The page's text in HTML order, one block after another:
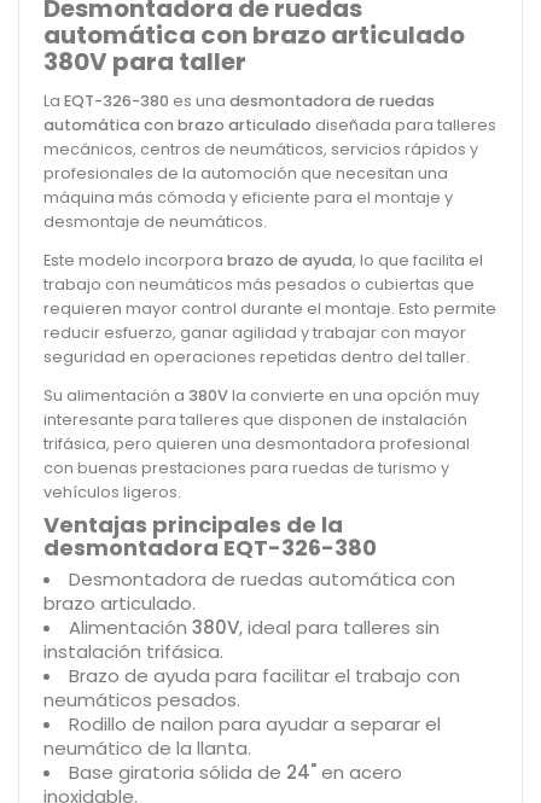
Desmontadora de ruedas
automática con brazo articulado
380V para taller
La EQT-326-380 es una desmontadora de ruedas
automática con brazo articulado diseñada para talleres
mecánicos, centros de neumáticos, servicios rápidos y
profesionales de la automoción que necesitan una
máquina más cómoda y eficiente para el montaje y
desmontaje de neumáticos.
Este modelo incorpora brazo de ayuda, lo que facilita el
trabajo con neumáticos más pesados o cubiertas que
requieren mayor control durante el montaje. Esto permite
reducir esfuerzo, ganar agilidad y trabajar con mayor
seguridad en operaciones repetidas dentro del taller.
Su alimentación a 380Vla convierte en una opción muy
interesante para talleres que disponen de instalación
trifásica, pero quieren una desmontadora profesional
con buenas prestaciones para ruedas de turismo y
vehículos ligeros.
Ventajas principales de la
desmontadora EQT-326-380
Desmontadora de ruedas automática con
brazo articulado.
Alimentación 380V, ideal para talleres sin
instalación trifásica.
Brazo de ayuda para facilitar el trabajo con
neumáticos pesados.
Rodillo de nailon para ayudar a separar el
neumático de la llanta.
Base giratoria sólida de 24"en acero
inoxidable.